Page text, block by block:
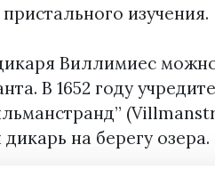
изучения.
Виллимиес
В 1652 году
на берегу озера.